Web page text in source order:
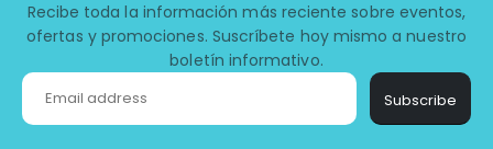
Recibe toda la información más reciente sobre eventos,
ofertas y promociones. Suscríbete hoy mismo a nuestro
boletín informativo.
Subscribe